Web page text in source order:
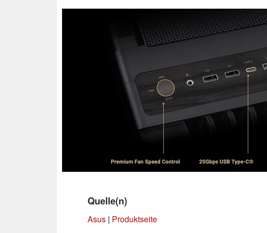
Quelle(n)
Asus | Produktseite